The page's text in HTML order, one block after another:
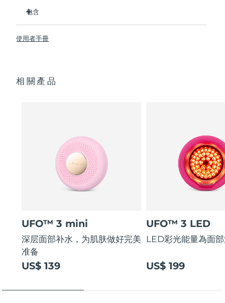
熱能科技幫助面膜中的成分深入肌膚。
T-Sonic
包含
USB 充電線
2年質保 (西班牙：3年質保)
使用者手冊
相關產品
UFO™ 3 mini
深层面部补水，为肌肤做好完美
准备
US$ 139
UFO™ 3 LED
LED彩光能量為面
US$ 199
英國
美國
越南